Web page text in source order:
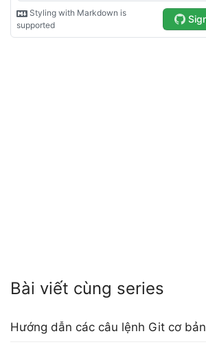
Bài viết cùng series
Hướng dẫn các câu lệnh Git cơ bản